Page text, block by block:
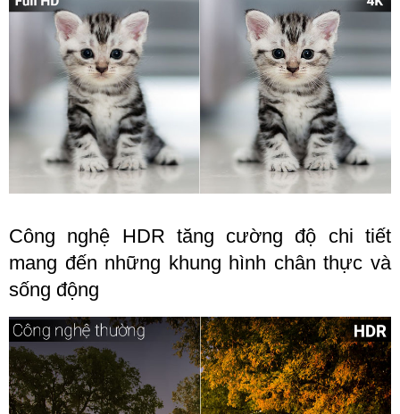
Công nghệ HDR tăng cường độ chi tiết
mang đến những khung hình chân thực và
sống động